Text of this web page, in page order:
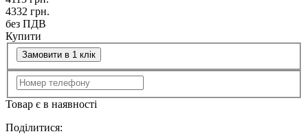
4332 грн.
без ПДВ
Купити
Замовити в 1 клік
Товар є в наявності
Поділитися: